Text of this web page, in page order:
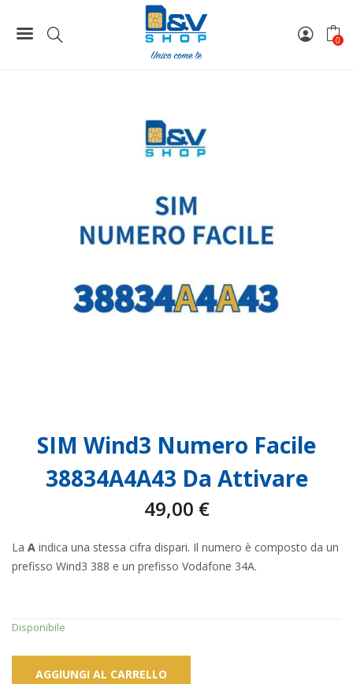
0
SIM Wind3 Numero Facile 38834A4A43 Da Attivare
SIM Wind3 Numero Facile
38834A4A43 Da Attivare
49,00 €
La A indica una stessa cifra dispari. Il numero è composto da un
prefisso Wind3 388 e un prefisso Vodafone 34A.
Disponibile
AGGIUNGI AL CARRELLO